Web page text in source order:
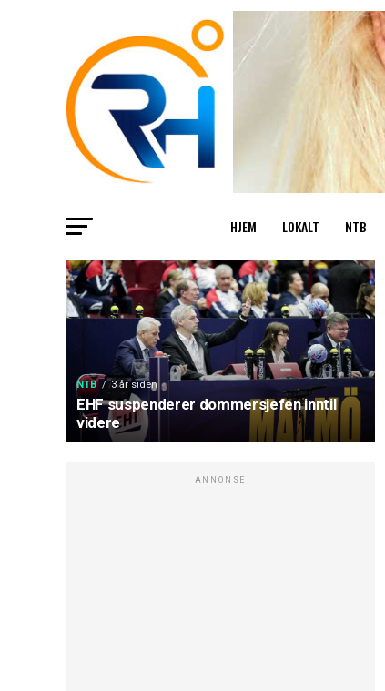
HJEM LOKALT NTB
NTB 3 år siden
EHF suspenderer dommersjefen inntil
videre
ANNONSE